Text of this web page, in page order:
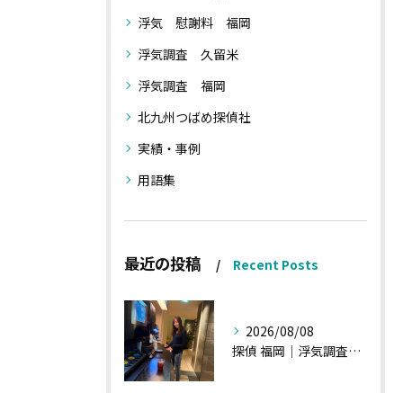
浮気 慰謝料 福岡
浮気調査 久留米
浮気調査 福岡
北九州つばめ探偵社
実績・事例
用語集
最近の投稿 Recent Posts
2026/08/08
探偵 福岡｜浮気調査、諸状況、そして雑談へ